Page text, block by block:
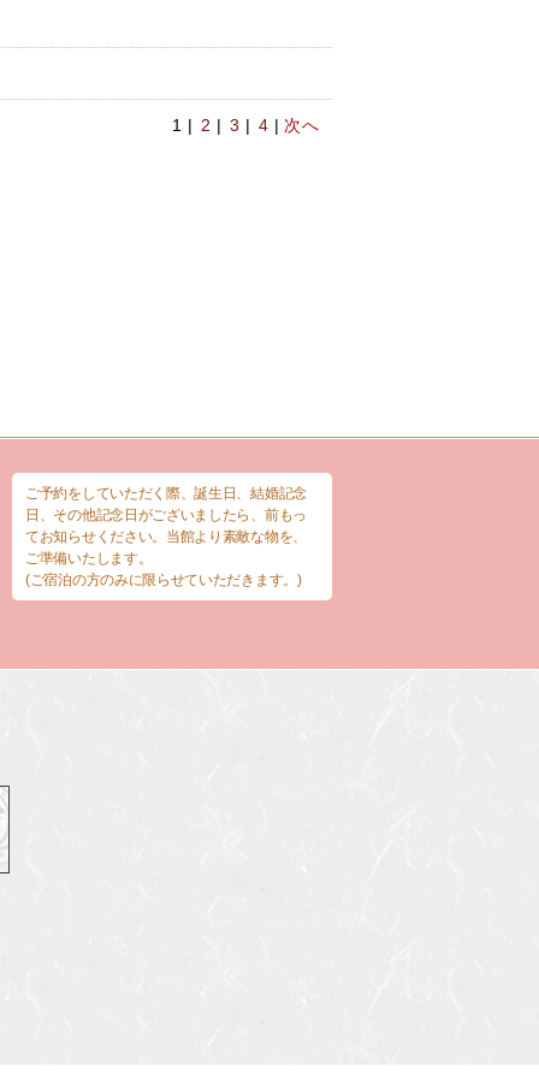
1 | 2 | 3 | 4 | 次へ
ご予約をしていただく際、誕生日、結婚記念
日、その他記念日がございましたら、前もっ
てお知らせください。当館より素敵な物を、
ご準備いたします。
(ご宿泊の方のみに限らせていただきます。)